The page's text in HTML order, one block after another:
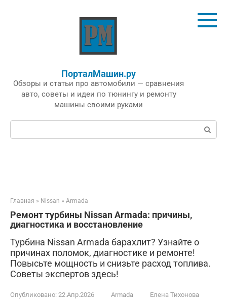
ПорталМашин.ру
Обзоры и статьи про автомобили — сравнения
авто, советы и идеи по тюнингу и ремонту
машины своими руками
Поиск:
Главная » Nissan » Armada
Ремонт турбины Nissan Armada: причины,
диагностика и восстановление
Турбина Nissan Armada барахлит? Узнайте о
причинах поломок, диагностике и ремонте!
Повысьте мощность и снизьте расход топлива.
Советы экспертов здесь!
Опубликовано: 22.Апр.2026 Armada Елена Тихонова